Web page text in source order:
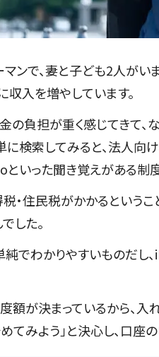
ンで、妻と子ども2人がい
収入を増やしています。
の負担が重く感じてきて
に検索してみると、法人
といった聞き覚えがある制
・住民税がかかるという
した。
でわかりやすいものだし
額が決まっているから、
てみよう」と決心し、口座